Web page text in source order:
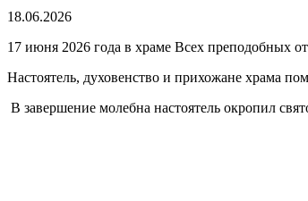
18.06.2026
17 июня 2026 года в храме Всех преподобных
Настоятель, духовенство и прихожане храма
В завершение молебна настоятель окропил